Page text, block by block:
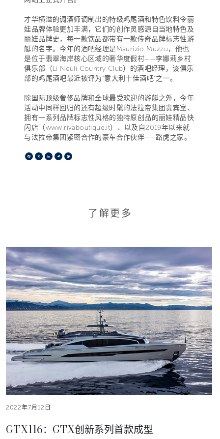
才华横溢的调酒师调制出的特级鸡尾酒和特色饮料令丽
娃品牌体验更加丰满，它们的创作灵感源自当地特色及
丽娃品牌史，每一款饮品都带有一款传奇品牌标志性游
艇的名字。今年的酒吧经理是Maurizio Muzzu，他也
是位于翡翠海岸核心区域的奢华度假村——李娜莉乡村
俱乐部（Li Neuli Country Club）的酒吧经理，该俱乐
部的鸡尾酒吧最近被评为“意大利十佳酒吧”之一。
除国际顶级奢侈品牌和全球最受欢迎的游艇之外，今年
活动中同样回归的还有超级时髦的法拉帝集团贵宾室、
拥有一系列品牌标志性风格的独特原创品的丽娃精品快
闪店（www.rivaboutique.it）、以及自2019年以来就
与法拉帝集团紧密合作的豪车合作伙伴——路虎之家。
Facebook
X LinkedIn
Telegram
了解更多
2022年7月12日
GTX116：GTX创新系列首款成型